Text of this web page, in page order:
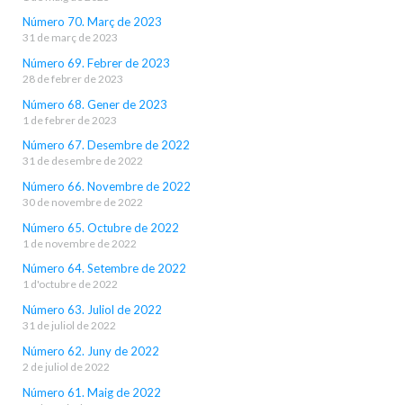
Número 70. Març de 2023
31 de març de 2023
Número 69. Febrer de 2023
28 de febrer de 2023
Número 68. Gener de 2023
1 de febrer de 2023
Número 67. Desembre de 2022
31 de desembre de 2022
Número 66. Novembre de 2022
30 de novembre de 2022
Número 65. Octubre de 2022
1 de novembre de 2022
Número 64. Setembre de 2022
1 d'octubre de 2022
Número 63. Juliol de 2022
31 de juliol de 2022
Número 62. Juny de 2022
2 de juliol de 2022
Número 61. Maig de 2022